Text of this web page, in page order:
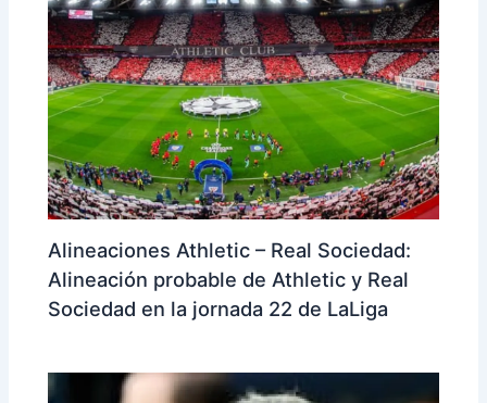
Alineaciones Athletic – Real Sociedad:
Alineación probable de Athletic y Real
Sociedad en la jornada 22 de LaLiga